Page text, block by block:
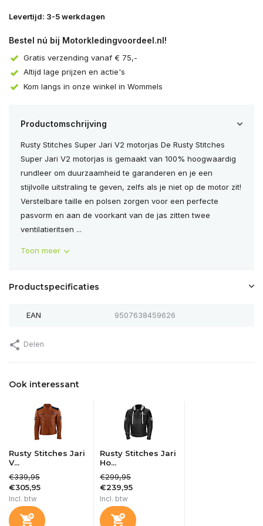
Levertijd: 3-5 werkdagen
Bestel nú bij Motorkledingvoordeel.nl!
Gratis verzending vanaf € 75,-
Altijd lage prijzen en actie's
Kom langs in onze winkel in Wommels
Productomschrijving
Rusty Stitches Super Jari V2 motorjas De Rusty Stitches
Super Jari V2 motorjas is gemaakt van 100% hoogwaardig
rundleer om duurzaamheid te garanderen en je een
stijlvolle uitstraling te geven, zelfs als je niet op de motor zit!
Verstelbare taille en polsen zorgen voor een perfecte
pasvorm en aan de voorkant van de jas zitten twee
ventilatieritsen ...
Toon meer
Productspecificaties
EAN 9507638459626
Delen
Ook interessant
Rusty Stitches Jari
V...
€339,95
€305,95
Incl. btw
Rusty Stitches Jari
Ho...
€299,95
€239,95
Incl. btw